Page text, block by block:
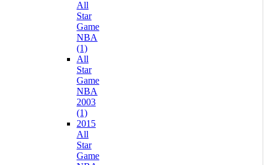
All
Star
Game
NBA
(1)
All
Star
Game
NBA
2003
(1)
2015
All
Star
Game